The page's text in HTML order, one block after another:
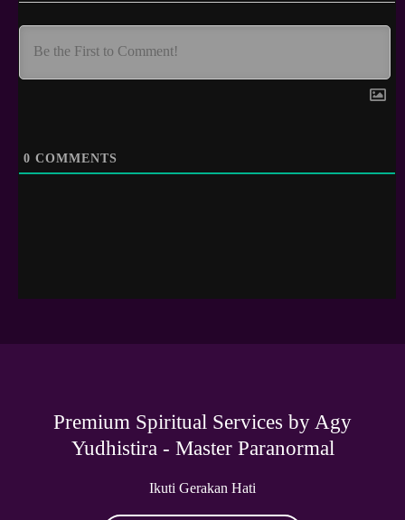
0 COMMENTS
Premium Spiritual Services by Agy
Yudhistira - Master Paranormal
Ikuti Gerakan Hati